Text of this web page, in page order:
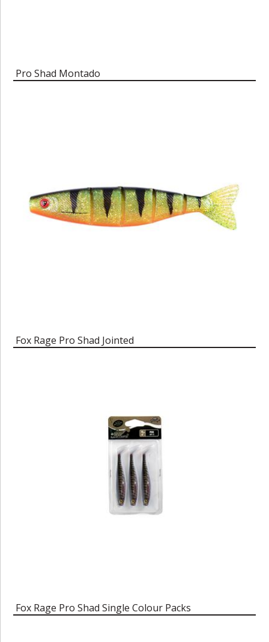
Pro Shad Montado
Fox Rage Pro Shad Jointed
Fox Rage Pro Shad Single Colour Packs